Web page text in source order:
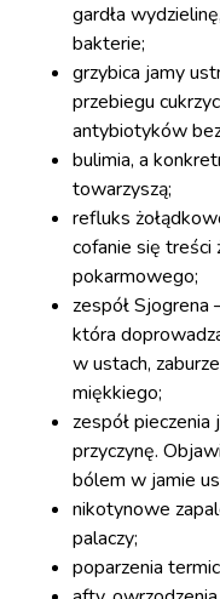
gardła
bakterie;
grzybica jamy
przebiegu
antybiotyków
bulimia, a
towarzyszą;
refluks
cofanie się treści
pokarmowego;
zespół Sjogrena
która
w ustach,
miękkiego;
zespół
przyczynę.
bólem w jamie
nikotynowe
palaczy;
poparzenia